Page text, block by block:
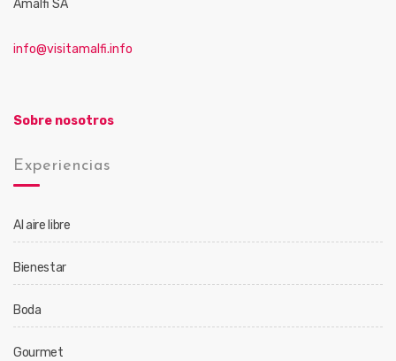
Amalfi SA
info@visitamalfi.info
Sobre nosotros
Experiencias
Al aire libre
Bienestar
Boda
Gourmet